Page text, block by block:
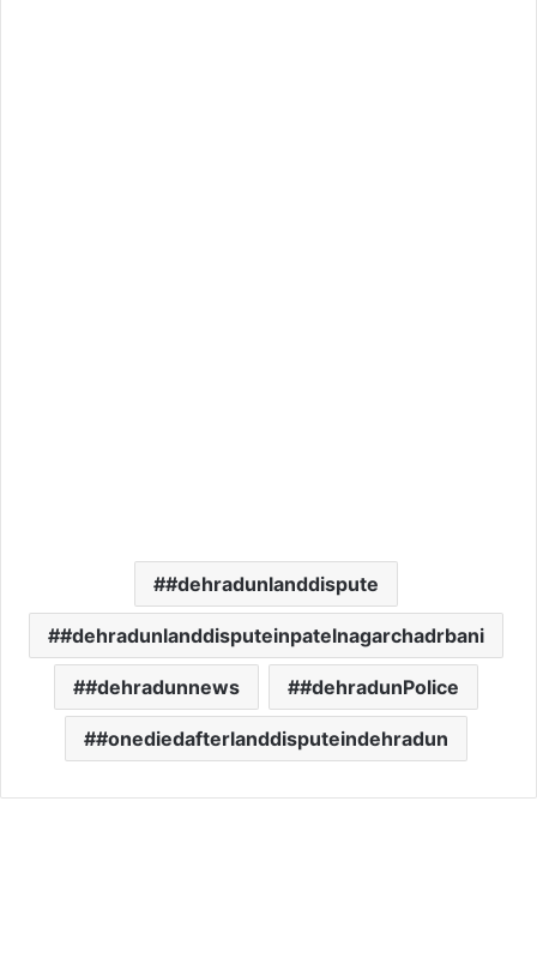
#dehradunlanddispute
#dehradunlanddisputeinpatelnagarchadrbani
#dehradunnews #dehradunPolice
#onediedafterlanddisputeindehradun